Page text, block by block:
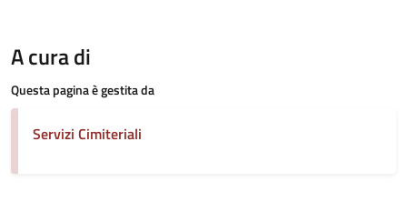
A cura di
Questa pagina è gestita da
Servizi Cimiteriali